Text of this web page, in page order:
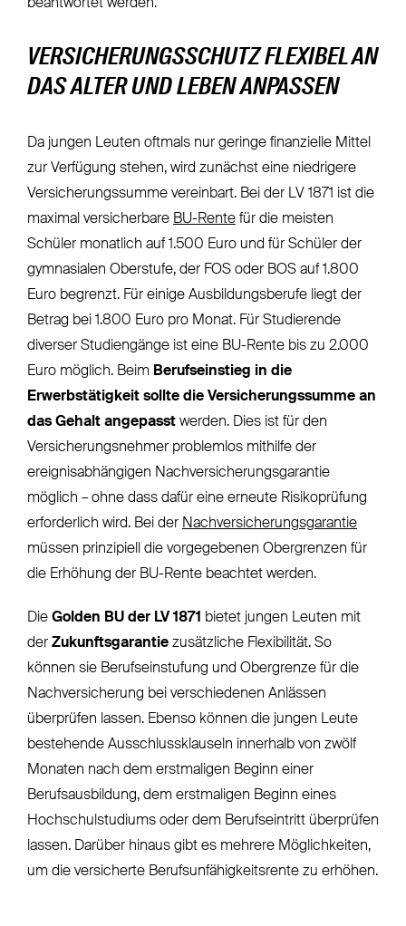
beantwortet werden.
VERSICHERUNGSSCHUTZ FLEXIBEL AN
DAS ALTER UND LEBEN ANPASSEN
Da jungen Leuten oftmals nur geringe finanzielle Mittel
zur Verfügung stehen, wird zunächst eine niedrigere
Versicherungssumme vereinbart. Bei der LV 1871 ist die
maximal versicherbare BU-Rentefür die meisten
Schüler monatlich auf 1.500 Euro und für Schüler der
gymnasialen Oberstufe, der FOS oder BOS auf 1.800
Euro begrenzt. Für einige Ausbildungsberufe liegt der
Betrag bei 1.800 Euro pro Monat. Für Studierende
diverser Studiengänge ist eine BU-Rente bis zu 2.000
Euro möglich. Beim Berufseinstieg in die
Erwerbstätigkeit sollte die Versicherungssumme an
das Gehalt angepasstwerden. Dies ist für den
Versicherungsnehmer problemlos mithilfe der
ereignisabhängigen Nachversicherungsgarantie
möglich – ohne dass dafür eine erneute Risikoprüfung
erforderlich wird. Bei der Nachversicherungsgarantie
müssen prinzipiell die vorgegebenen Obergrenzen für
die Erhöhung der BU-Rente beachtet werden.
Die Golden BU der LV 1871 bietet jungen Leuten mit
der Zukunftsgarantiezusätzliche Flexibilität. So
können sie Berufseinstufung und Obergrenze für die
Nachversicherung bei verschiedenen Anlässen
überprüfen lassen. Ebenso können die jungen Leute
bestehende Ausschlussklauseln innerhalb von zwölf
Monaten nach dem erstmaligen Beginn einer
Berufsausbildung, dem erstmaligen Beginn eines
Hochschulstudiums oder dem Berufseintritt überprüfen
lassen. Darüber hinaus gibt es mehrere Möglichkeiten,
um die versicherte Berufsunfähigkeitsrente zu erhöhen.